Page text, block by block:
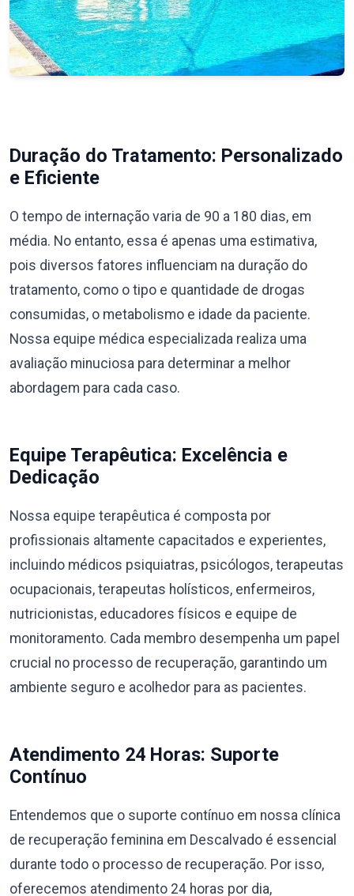
Duração do Tratamento: Personalizado
e Eficiente
O tempo de internação varia de 90 a 180 dias, em
média. No entanto, essa é apenas uma estimativa,
pois diversos fatores influenciam na duração do
tratamento, como o tipo e quantidade de drogas
consumidas, o metabolismo e idade da paciente.
Nossa equipe médica especializada realiza uma
avaliação minuciosa para determinar a melhor
abordagem para cada caso.
Equipe Terapêutica: Excelência e
Dedicação
Nossa equipe terapêutica é composta por
profissionais altamente capacitados e experientes,
incluindo médicos psiquiatras, psicólogos, terapeutas
ocupacionais, terapeutas holísticos, enfermeiros,
nutricionistas, educadores físicos e equipe de
monitoramento. Cada membro desempenha um papel
crucial no processo de recuperação, garantindo um
ambiente seguro e acolhedor para as pacientes.
Atendimento 24 Horas: Suporte
Contínuo
Entendemos que o suporte contínuo em nossa clínica
de recuperação feminina em Descalvado é essencial
durante todo o processo de recuperação. Por isso,
oferecemos atendimento 24 horas por dia,